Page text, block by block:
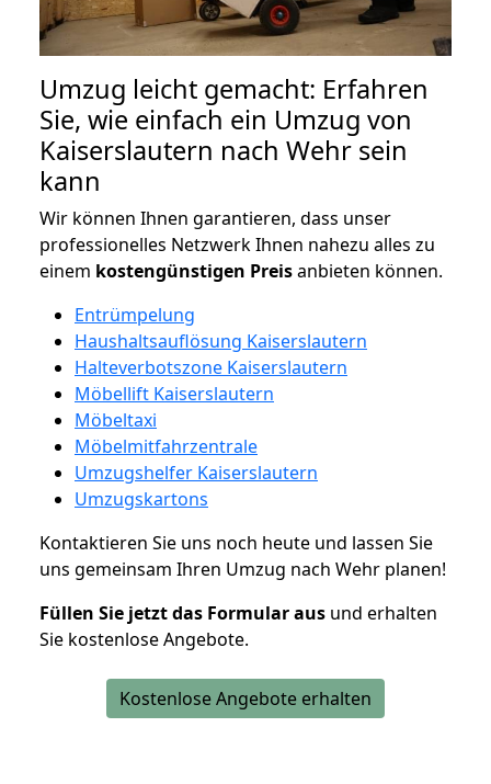
Umzug leicht gemacht: Erfahren
Sie, wie einfach ein Umzug von
Kaiserslautern nach Wehr sein
kann
Wir können Ihnen garantieren, dass unser
professionelles Netzwerk Ihnen nahezu alles zu
einem kostengünstigen Preisanbieten können.
Entrümpelung
Haushaltsauflösung Kaiserslautern
Halteverbotszone Kaiserslautern
Möbellift Kaiserslautern
Möbeltaxi
Möbelmitfahrzentrale
Umzugshelfer Kaiserslautern
Umzugskartons
Kontaktieren Sie uns noch heute und lassen Sie
uns gemeinsam Ihren Umzug nach Wehr planen!
Füllen Sie jetzt das Formular aus und erhalten
Sie kostenlose Angebote.
Kostenlose Angebote erhalten